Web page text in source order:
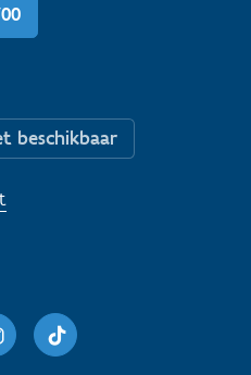
beschikbaar
Instagram